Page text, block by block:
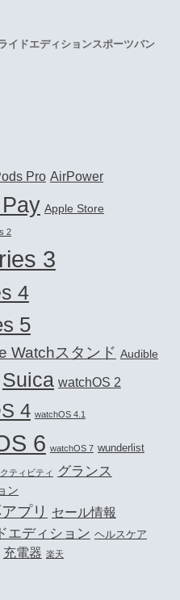
イドエディションスポーツバン
Pro AirPower
Apple Store
2
3
4
5
Watchスタンド Audible
Suica watchOS 2
4 watchOS 4.1
6 watchOS 7 wunderlist
ティビティ グランス
ン
プリ
セール情報
エディション ヘルスケア
充電器 楽天